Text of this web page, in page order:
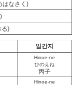
はなさく)
る)
일간지
Hinoe-ne
ひのえね
丙子
Hinoe-ne